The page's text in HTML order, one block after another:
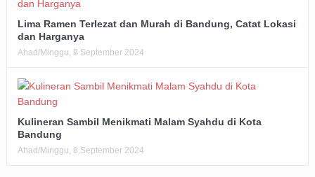
Lima Ramen Terlezat dan Murah di Bandung, Catat Lokasi
dan Harganya
Ahad/Minggu, 8 September 2024
Kulineran Sambil Menikmati Malam Syahdu di Kota
Bandung
Ahad/Minggu, 8 September 2024